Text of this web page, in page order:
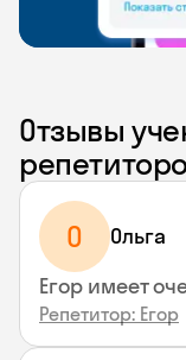
Отзывы
О Ольга
Егор имеет
Репетитор: Егор